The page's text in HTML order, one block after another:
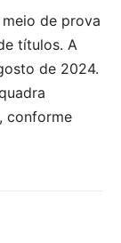
de prova
títulos. A
de 2024.
conforme